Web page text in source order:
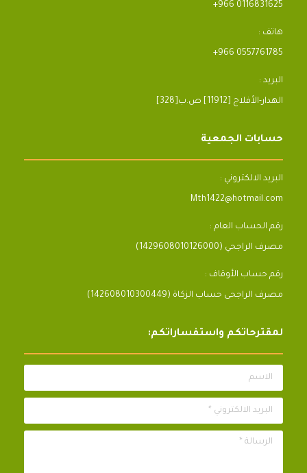
+966 0116831625
هاتف :
+966 0557761785
البريد :
[328]الهدار-الأفلاج [11912] ص.ب
حسابات الجمعية
البريد الالكتروني :
Mth1422@hotmail.com
رقم الحساب العام :
مصرف الراجحي (1429608010126000)
رقم حساب الأوقاف :
مصرف الراجحى حساب الزكاة (142608010300449)
لمقترحاتكم واستفساراتكم:
الاسم
البريد الالكتروني *
الرسالة *